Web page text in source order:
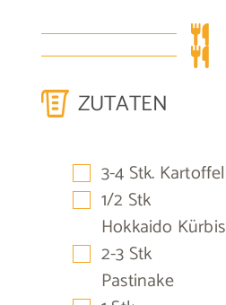
ZUTATEN
▢
3-4 Stk. Kartoffel
▢
1/2 Stk
Hokkaido Kürbis
▢
2-3 Stk
Pastinake